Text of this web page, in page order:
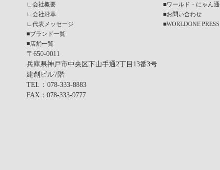
∟ 会社概要
∟ 会社沿革
∟ 代表メッセージ
■ブランド一覧
■店舗一覧
■ワールド・にゃん
■お問い合わせ
■WORLDONE PRESS
〒650-0011
兵庫県神戸市中央区下山手通2丁目13番3号
建創ビル7階
TEL ：078-333-8883
FAX ：078-333-9777